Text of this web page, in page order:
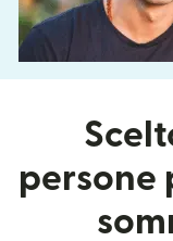
persone